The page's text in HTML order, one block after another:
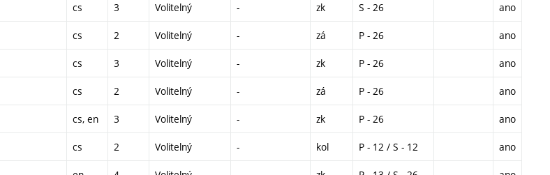
cs 3 Volitelný - zk S - 26 ano
cs 2 Volitelný - zá P - 26 ano
cs 3 Volitelný - zk P - 26 ano
cs 2 Volitelný - zá P - 26 ano
cs, en 3 Volitelný - zk P - 26 ano
cs 2 Volitelný - kol P - 12 / S - 12 ano